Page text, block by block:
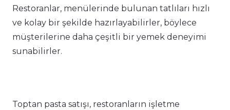
Restoranlar, menülerinde bulunan tatlıları hızlı
ve kolay bir şekilde hazırlayabilirler, böylece
müşterilerine daha çeşitli bir yemek deneyimi
sunabilirler.
Toptan pasta satışı, restoranların işletme